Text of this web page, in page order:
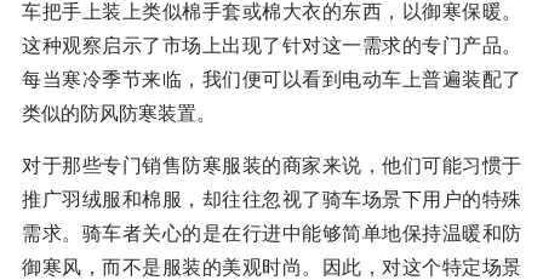
车把手上装上类似棉手套或棉大衣的东西，以御寒保暖。
这种观察启示了市场上出现了针对这一需求的专门产品。
每当寒冷季节来临，我们便可以看到电动车上普遍装配了
类似的防风防寒装置。
对于那些专门销售防寒服装的商家来说，他们可能习惯于
推广羽绒服和棉服，却往往忽视了骑车场景下用户的特殊
需求。骑车者关心的是在行进中能够简单地保持温暖和防
御寒风，而不是服装的美观时尚。因此，对这个特定场景